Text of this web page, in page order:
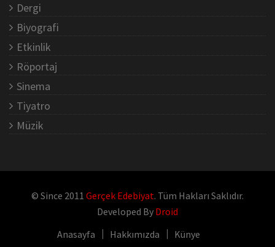
Dergi
Biyografi
Etkinlik
Röportaj
Sinema
Tiyatro
Müzik
© Since 2011 Gerçek Edebiyat. Tüm Hakları Saklıdır.
Developed By Droid
Anasayfa
Hakkımızda Künye